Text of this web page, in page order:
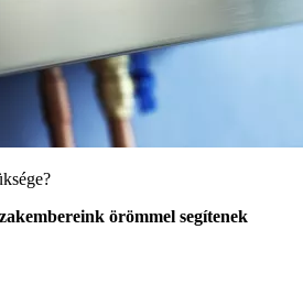
örömmel segítenek